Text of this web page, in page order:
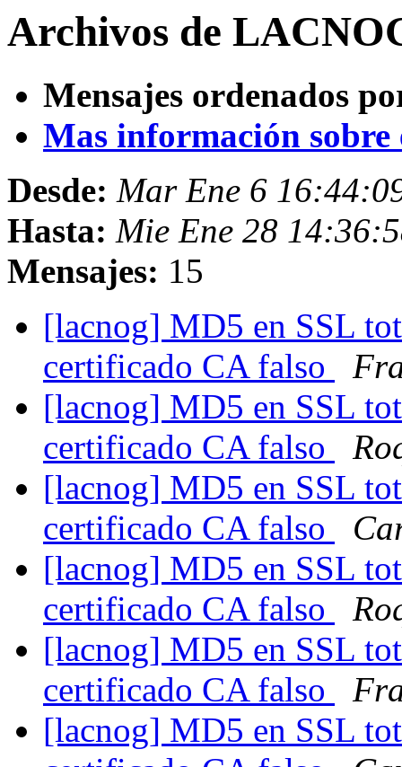
Archivos de
Mensajes ordenados
Mas información sobre
Desde: Mar Ene 6
Hasta: Mie Ene 28
Mensajes: 15
[lacnog] MD5 en SSL
certificado CA falso
[lacnog] MD5 en SSL
certificado CA falso
[lacnog] MD5 en SSL
certificado CA falso
[lacnog] MD5 en SSL
certificado CA falso
[lacnog] MD5 en SSL
certificado CA falso
[lacnog] MD5 en SSL